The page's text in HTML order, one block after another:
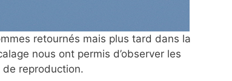
retournés mais plus tard dans la
nous ont permis d’observer les
reproduction.